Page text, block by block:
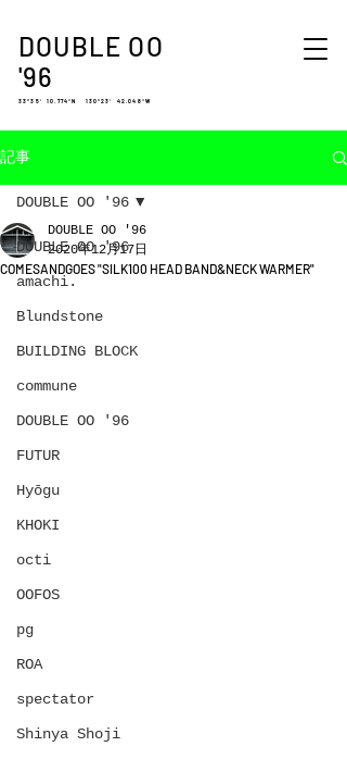
DOUBLE OO
'96
33°35′ 10.774″N 130°23′ 42.048″W
記事
DOUBLE OO '96
amachi.
Blundstone
BUILDING BLOCK
commune
DOUBLE OO '96
FUTUR
Hyōgu
KHOKI
octi
OOFOS
pg
ROA
spectator
Shinya Shoji
DOUBLE OO '96
COMESANDGOES "SILK100 HEAD BAND&NECK WARMER"
DOUBLE OO '96
2020年12月17日